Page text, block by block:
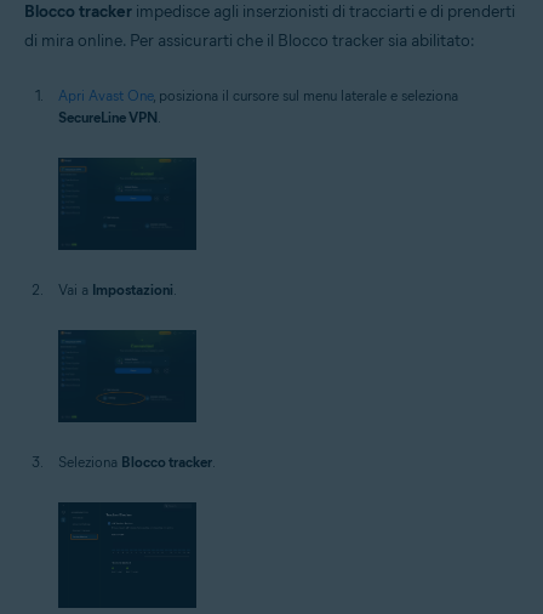
Blocco tracker impedisce agli inserzionisti di tracciarti e di prenderti
di mira online. Per assicurarti che il Blocco tracker sia abilitato:
Apri Avast One, posiziona il cursore sul menu laterale e seleziona
SecureLine VPN.
Vai a Impostazioni.
Seleziona Blocco tracker.